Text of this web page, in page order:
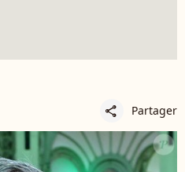
share Partager